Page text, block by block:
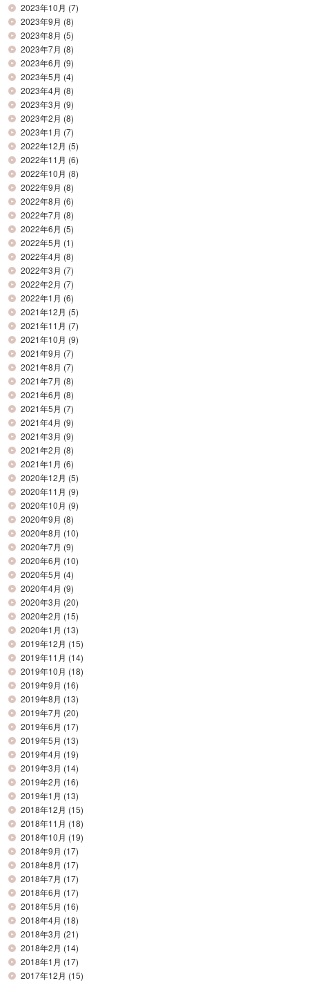
2023年10月 (7)
2023年9月 (8)
2023年8月 (5)
2023年7月 (8)
2023年6月 (9)
2023年5月 (4)
2023年4月 (8)
2023年3月 (9)
2023年2月 (8)
2023年1月 (7)
2022年12月 (5)
2022年11月 (6)
2022年10月 (8)
2022年9月 (8)
2022年8月 (6)
2022年7月 (8)
2022年6月 (5)
2022年5月 (1)
2022年4月 (8)
2022年3月 (7)
2022年2月 (7)
2022年1月 (6)
2021年12月 (5)
2021年11月 (7)
2021年10月 (9)
2021年9月 (7)
2021年8月 (7)
2021年7月 (8)
2021年6月 (8)
2021年5月 (7)
2021年4月 (9)
2021年3月 (9)
2021年2月 (8)
2021年1月 (6)
2020年12月 (5)
2020年11月 (9)
2020年10月 (9)
2020年9月 (8)
2020年8月 (10)
2020年7月 (9)
2020年6月 (10)
2020年5月 (4)
2020年4月 (9)
2020年3月 (20)
2020年2月 (15)
2020年1月 (13)
2019年12月 (15)
2019年11月 (14)
2019年10月 (18)
2019年9月 (16)
2019年8月 (13)
2019年7月 (20)
2019年6月 (17)
2019年5月 (13)
2019年4月 (19)
2019年3月 (14)
2019年2月 (16)
2019年1月 (13)
2018年12月 (15)
2018年11月 (18)
2018年10月 (19)
2018年9月 (17)
2018年8月 (17)
2018年7月 (17)
2018年6月 (17)
2018年5月 (16)
2018年4月 (18)
2018年3月 (21)
2018年2月 (14)
2018年1月 (17)
2017年12月 (15)